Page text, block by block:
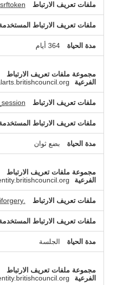
364 أيام
بضع ثوان
.AspNetCore.Antiforgery
الجلسة